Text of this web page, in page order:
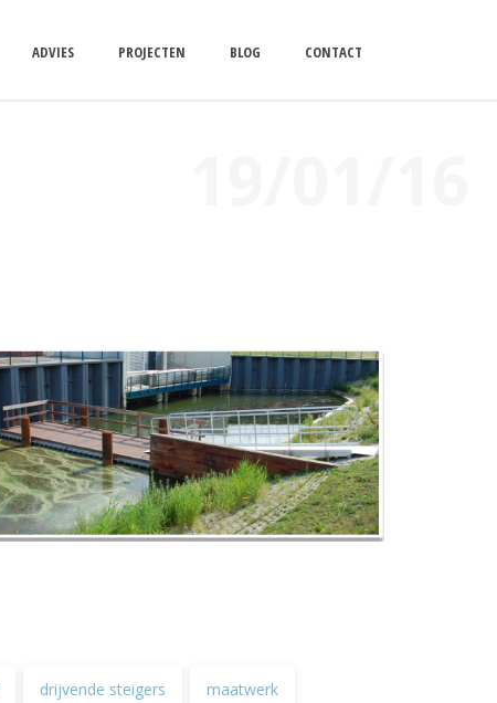
ADVIES PROJECTEN BLOG CONTACT
drijvende steigers maatwerk